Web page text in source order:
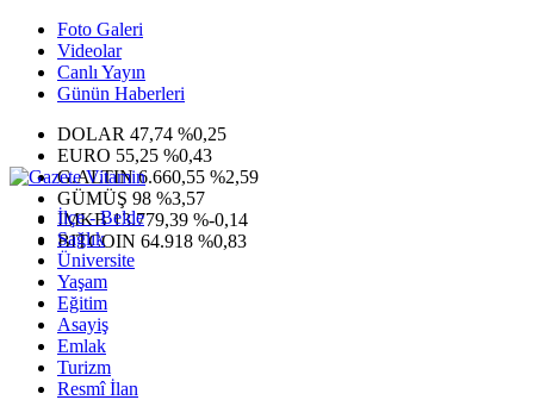
Foto Galeri
Videolar
Canlı Yayın
Günün Haberleri
DOLAR 47,74 %0,25
EURO 55,25 %0,43
G.ALTIN6.660,55 %2,59
GÜMÜŞ 98 %3,57
IMKB13.779,39 %-0,14
BITCOIN 64.918 %0,83
İlçe - Belde
Sağlık
Üniversite
Yaşam
Eğitim
Asayiş
Emlak
Turizm
Resmî İlan